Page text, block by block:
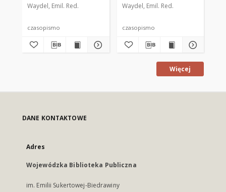
Waydel, Emil. Red.
czasopismo
Waydel, Emil. Red.
czasopismo
Więcej
DANE KONTAKTOWE
Adres
Wojewódzka Biblioteka Publiczna
im. Emilii Sukertowej-Biedrawiny